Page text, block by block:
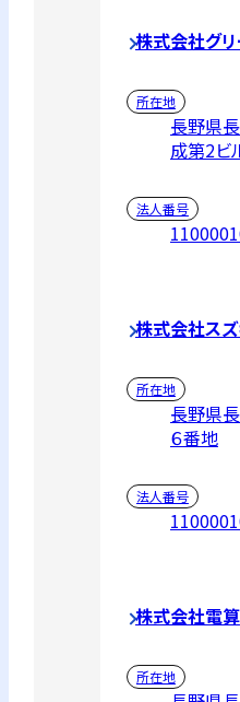
株式会社グ
所在地
長野県
成第2ビ
法人番号
株式会社ス
所在地
長野県
６番地
法人番号
株式会社電算
所在地